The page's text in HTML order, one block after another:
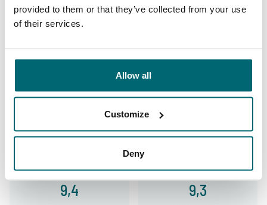
provided to them or that they’ve collected from your use
of their services.
Allow all
Customize
Deny
9,4 9,3